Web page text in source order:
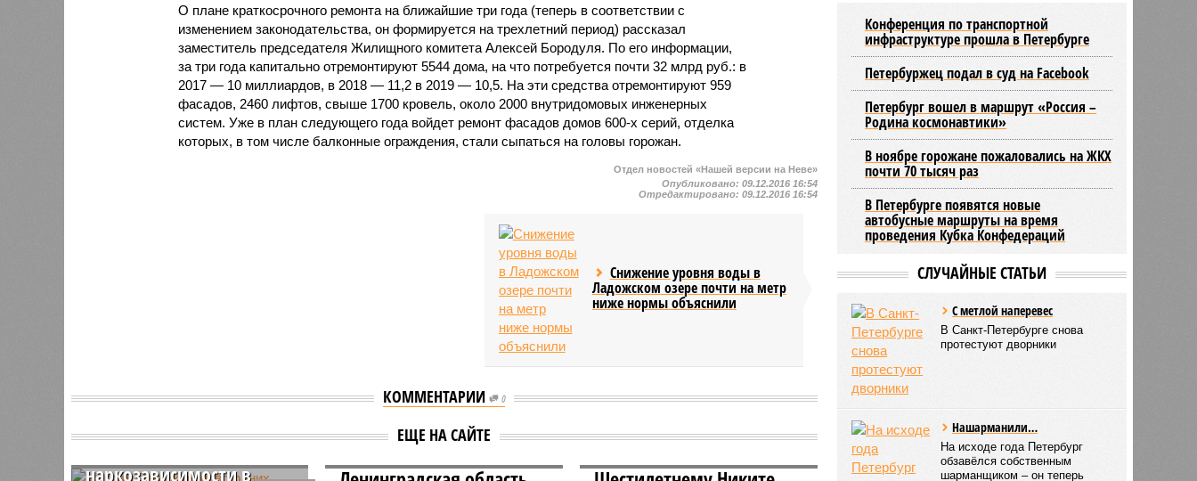
О плане краткосрочного ремонта на ближайшие три года (теперь в соответствии с
изменением законодательства, он формируется на трехлетний период) рассказал
заместитель председателя Жилищного комитета Алексей Бородуля. По его информации,
за три года капитально отремонтируют 5544 дома, на что потребуется почти 32 млрд руб.: в
2017 — 10 миллиардов, в 2018 — 11,2 в 2019 — 10,5. На эти средства отремонтируют 959
фасадов, 2460 лифтов, свыше 1700 кровель, около 2000 внутридомовых инженерных
систем. Уже в план следующего года войдет ремонт фасадов домов 600-х серий, отделка
которых, в том числе балконные ограждения, стали сыпаться на головы горожан.
Отдел новостей «Нашей версии на Неве»
Опубликовано:09.12.2016 16:54
Отредактировано:09.12.2016 16:54
Снижение уровня воды в
Ладожском озере почти на метр
ниже нормы объяснили
КОММЕНТАРИИ 0
ЕЩЕ НА САЙТЕ
Максим Резник на
новогодних праздниках
наркозависимости в
Конференция по транспортной
инфраструктуре прошла в Петербурге
Петербуржец подал в суд на Facebook
Петербург вошел в маршрут «Россия –
Родина космонавтики»
В ноябре горожане пожаловались на ЖКХ
почти 70 тысяч раз
В Петербурге появятся новые
автобусные маршруты на время
проведения Кубка Конфедераций
СЛУЧАЙНЫЕ СТАТЬИ
С метлой наперевес
В Санкт-Петербурге снова
протестуют дворники
Нашарманили…
На исходе года Петербург
обзавёлся собственным
шарманщиком – он теперь